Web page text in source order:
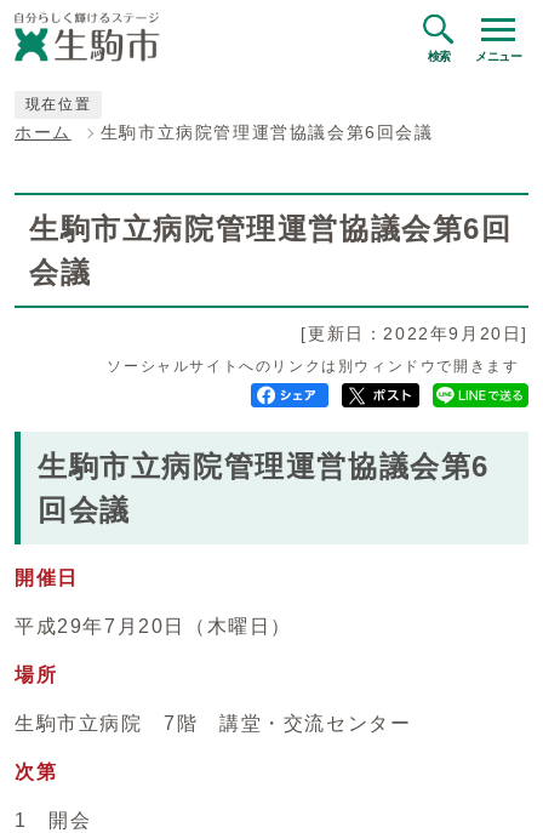
検索 メニュー
現在位置
ホーム 生駒市立病院管理運営協議会第6回会議
生駒市立病院管理運営協議会第6回
会議
[更新日：2022年9月20日]
ソーシャルサイトへのリンクは別ウィンドウで開きます
生駒市立病院管理運営協議会第6
回会議
開催日
平成29年7月20日（木曜日）
場所
生駒市立病院 7階 講堂・交流センター
次第
1 開会